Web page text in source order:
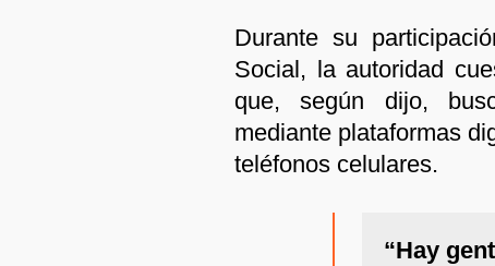
Durante su
Social, la autoridad
que, según dijo,
mediante plataformas
teléfonos celulares.
“Hay